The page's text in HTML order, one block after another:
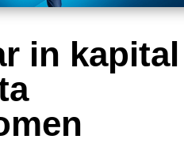
in kapital